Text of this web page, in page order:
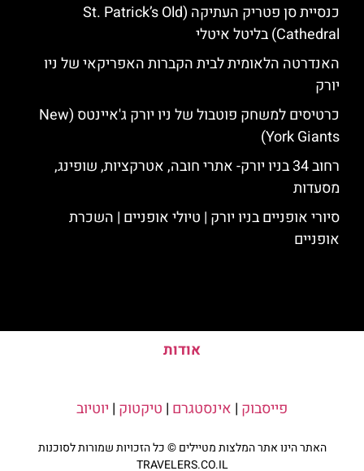
כנסיית סן פטריק העתיקה (St. Patrick’s Old
Cathedral) בליטל איטלי
האנדרטה הלאומית לבית הקברות האפריקאי של ניו
יורק
כרטיסים למשחק פוטבול של ניו יורק ג'איינטס (New
York Giants)
רחוב 34 בניו יורק- אתרי חובה, אטרקציות, שופינג,
מסעדות
סיורי אופניים בניו יורק | טיולי אופניים | השכרת
אופניים
אודות
פייסבוק | אינסטגרם | טיקטוק | יוטיוב
האתר הינו אתר המלצות מטיילים © כל הזכויות שמורות לסוכנות
TRAVELERS.CO.IL